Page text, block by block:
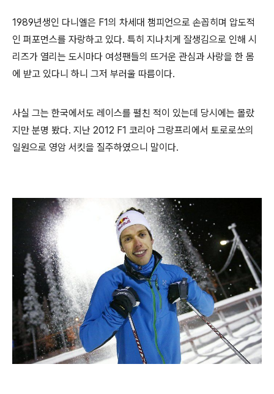
1989년생인 다니엘은 F1의 차세대 챔피언으로 손꼽히며 압도적
인 퍼포먼스를 자랑하고 있다. 특히 지나치게 잘생김으로 인해 시
리즈가 열리는 도시마다 여성팬들의 뜨거운 관심과 사랑을 한 몸
에 받고 있다니 하니 그저 부러울 따름이다.
사실 그는 한국에서도 레이스를 펼친 적이 있는데 당시에는 몰랐
지만 분명 봤다. 지난 2012 F1 코리아 그랑프리에서 토로로쏘의
일원으로 영암 서킷을 질주하였으니 말이다.